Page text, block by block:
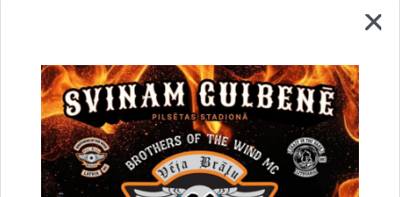
Neapbūvētas zemes vienības daļas
iznomāšana nekustamajā īpašumā
Litenes ielā 41, Gulbenē. Pieteikšanās uz
nomu līdz 2026. gada 12. jūnijam
Telpu noma vai zemes noma
Zemes noma